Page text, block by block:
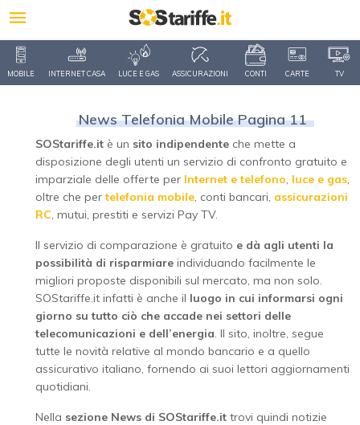
MOBILE INTERNET CASA LUCE E GAS ASSICURAZIONI CONTI CARTE TV
News Telefonia Mobile Pagina 11
SOStariffe.it è un sito indipendente che mette a
disposizione degli utenti un servizio di confronto gratuito e
imparziale delle offerte per Internet e telefono, luce e gas,
oltre che pertelefonia mobile, conti bancari, assicurazioni
RC, mutui, prestiti e servizi Pay TV.
Il servizio di comparazione è gratuito e dà agli utenti la
possibilità di risparmiare individuando facilmente le
migliori proposte disponibili sul mercato, ma non solo.
SOStariffe.it infatti è anche il luogo in cui informarsi ogni
giorno su tutto ciò che accade nei settori delle
telecomunicazioni e dell’energia. Il sito, inoltre, segue
tutte le novità relative al mondo bancario e a quello
assicurativo italiano, fornendo ai suoi lettori aggiornamenti
quotidiani.
Nella sezione News di SOStariffe.it trovi quindi notizie